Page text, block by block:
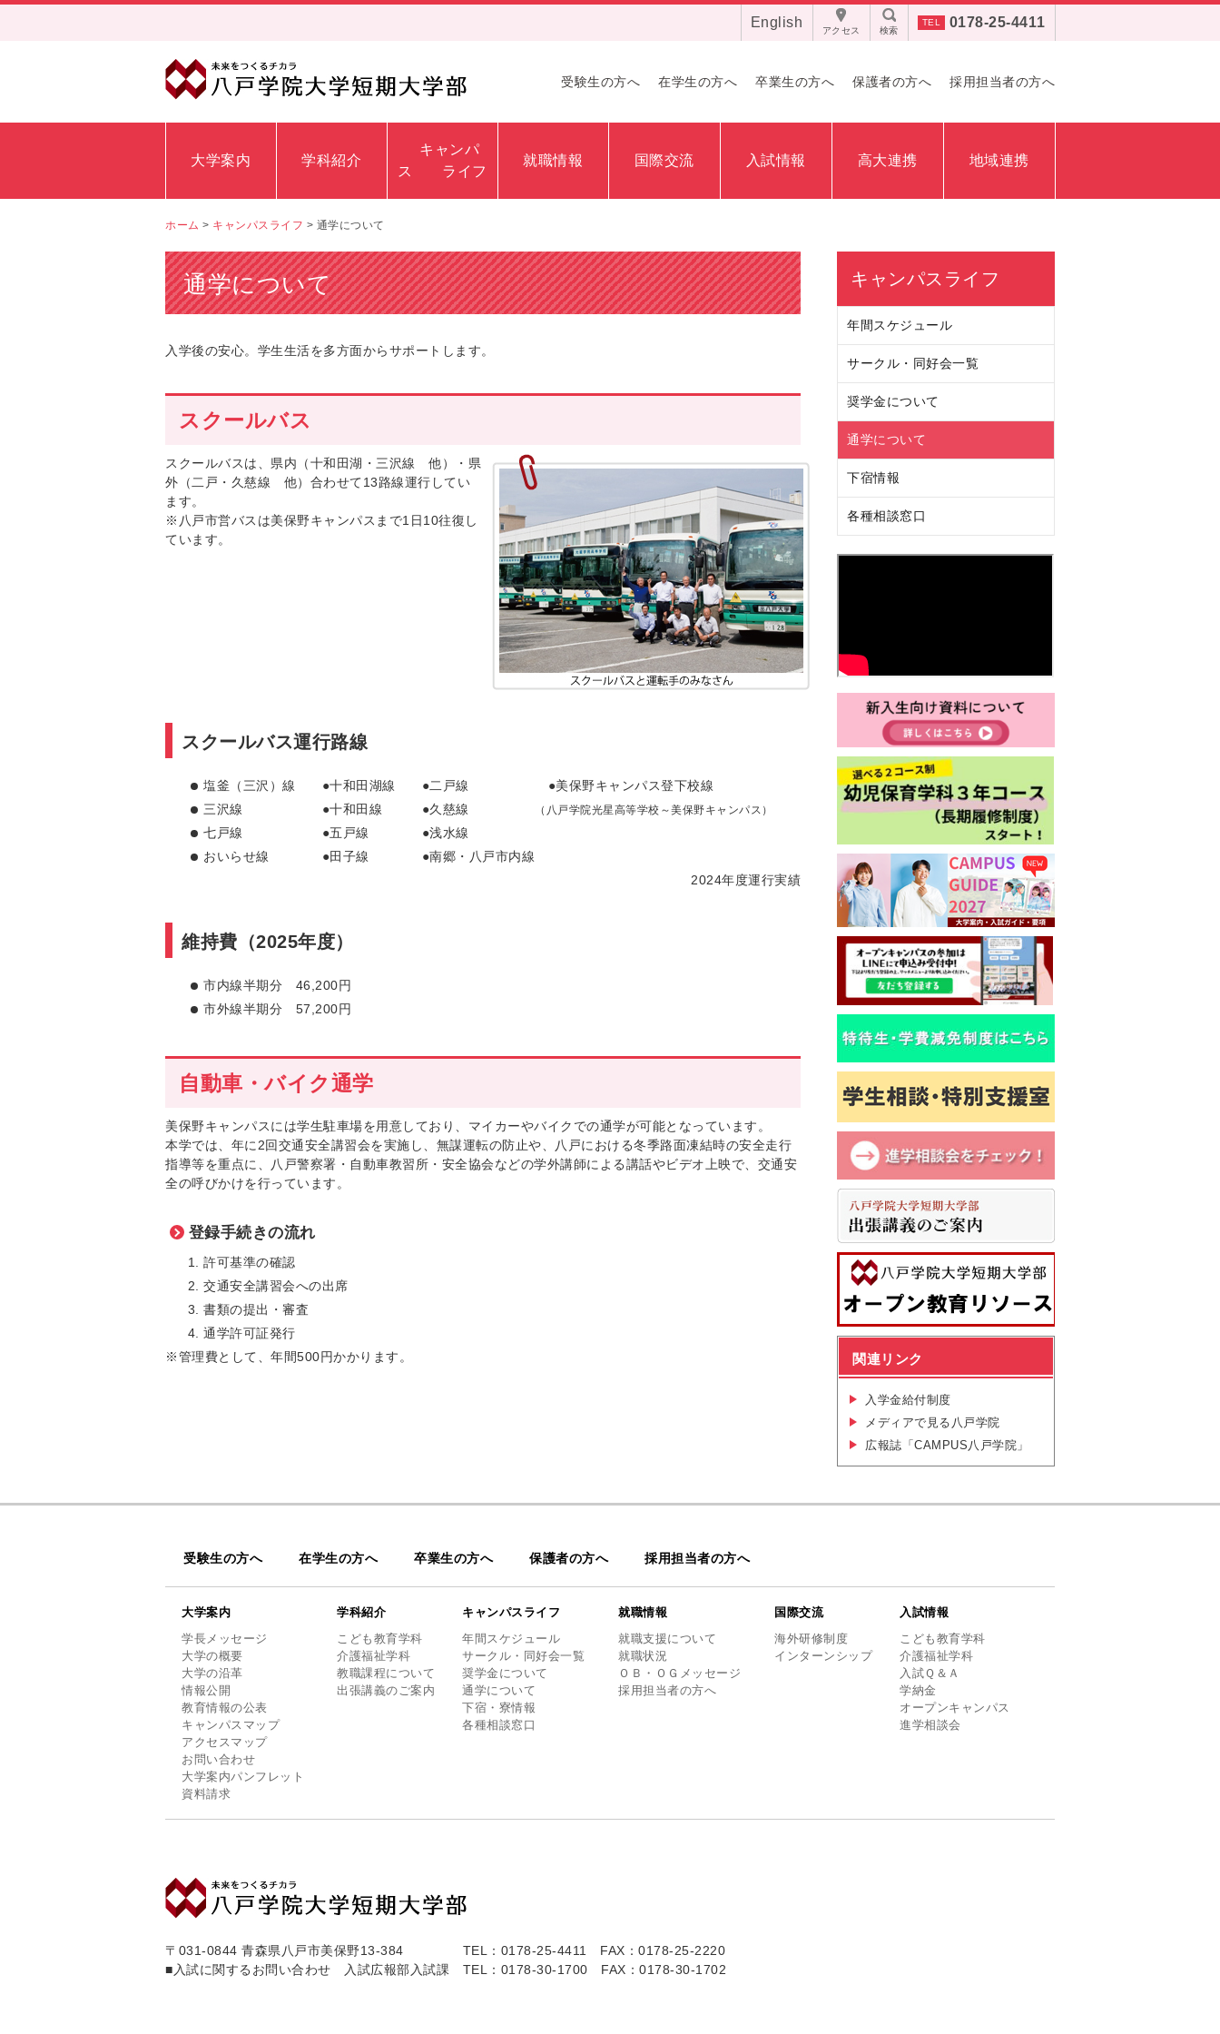
0178-25-4411
検索
English
アクセス
受験生の方へ 在学生の方へ 卒業生の方へ 保護者の方へ 採用担当者の方へ
大学案内 学科紹介
キャンパ
ス ライフ
就職情報 国際交流 入試情報 高大連携 地域連携
ホーム > キャンパスライフ > 通学について
通学について
入学後の安心。学生生活を多方面からサポートします。
スクールバス
スクールバスは、県内（十和田湖・三沢線 他）・県
外（二戸・久慈線 他）合わせて13路線運行してい
ます。
※八戸市営バスは美保野キャンパスまで1日10往復し
ています。
スクールバス運行路線
塩釜（三沢）線 ●十和田湖線 ●二戸線 ●美保野キャンパス登下校線
三沢線 ●十和田線 ●久慈線
（八戸学院光星高等学校～美保野キャンパス）
七戸線 ●五戸線 ●浅水線
おいらせ線 ●田子線 ●南郷・八戸市内線
2024年度運行実績
維持費（2025年度）
市内線半期分 46,200円
市外線半期分 57,200円
自動車・バイク通学
美保野キャンパスには学生駐車場を用意しており、マイカーやバイクでの通学が可能となっています。
本学では、年に2回交通安全講習会を実施し、無謀運転の防止や、八戸における冬季路面凍結時の安全走行
指導等を重点に、八戸警察署・自動車教習所・安全協会などの学外講師による講話やビデオ上映で、交通安
全の呼びかけを行っています。
登録手続きの流れ
許可基準の確認
交通安全講習会への出席
書類の提出・審査
通学許可証発行
※管理費として、年間500円かかります。
キャンパスライフ
年間スケジュール
サークル・同好会一覧
奨学金について
通学について
下宿情報
各種相談窓口
関連リンク
入学金給付制度
メディアで見る八戸学院
広報誌「CAMPUS八戸学院」
受験生の方へ 在学生の方へ 卒業生の方へ 保護者の方へ 採用担当者の方へ
大学案内
学長メッセージ
大学の概要
大学の沿革
情報公開
教育情報の公表
キャンパスマップ
アクセスマップ
お問い合わせ
大学案内パンフレット
資料請求
学科紹介
こども教育学科
介護福祉学科
教職課程について
出張講義のご案内
キャンパスライフ
年間スケジュール
サークル・同好会一覧
奨学金について
通学について
下宿・寮情報
各種相談窓口
就職情報
就職支援について
就職状況
ＯＢ・ＯＧメッセージ
採用担当者の方へ
国際交流
海外研修制度
インターンシップ
入試情報
こども教育学科
介護福祉学科
入試Ｑ＆Ａ
学納金
オープンキャンパス
進学相談会
〒031-0844 青森県八戸市美保野13-384 TEL：0178-25-4411
FAX：0178-25-2220
■入試に関するお問い合わせ 入試広報部入試課
TEL：0178-30-1700 FAX：0178-30-1702